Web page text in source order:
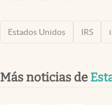
Estados Unidos IRS
Más noticias de